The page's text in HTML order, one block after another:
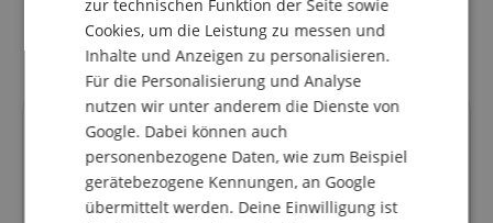
Deine Ansprechpartner
Hotline aktuell nicht besetzt. Du erreichst uns
wieder am Dienstag den 11.08.2026 um 09:30 Uhr.
ITALIAN
SPANISH
zur technischen Funktion der Seite sowie
Cookies, um die Leistung zu messen und
Inhalte und Anzeigen zu personalisieren.
Für die Personalisierung und Analyse
nutzen wir unter anderem die Dienste von
Google. Dabei können auch
personenbezogene Daten, wie zum Beispiel
gerätebezogene Kennungen, an Google
übermittelt werden. Deine Einwilligung ist